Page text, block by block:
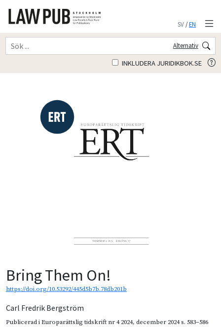
SV/EN
Alternativ
INKLUDERA JURIDIKBOK.SE
Bring Them On!
https://doi.org/10.53292/445d5b7b.78db201b
Carl Fredrik Bergström
Publicerad iEuroparättslig tidskrift nr 4 2024, december 2024s. 583–586